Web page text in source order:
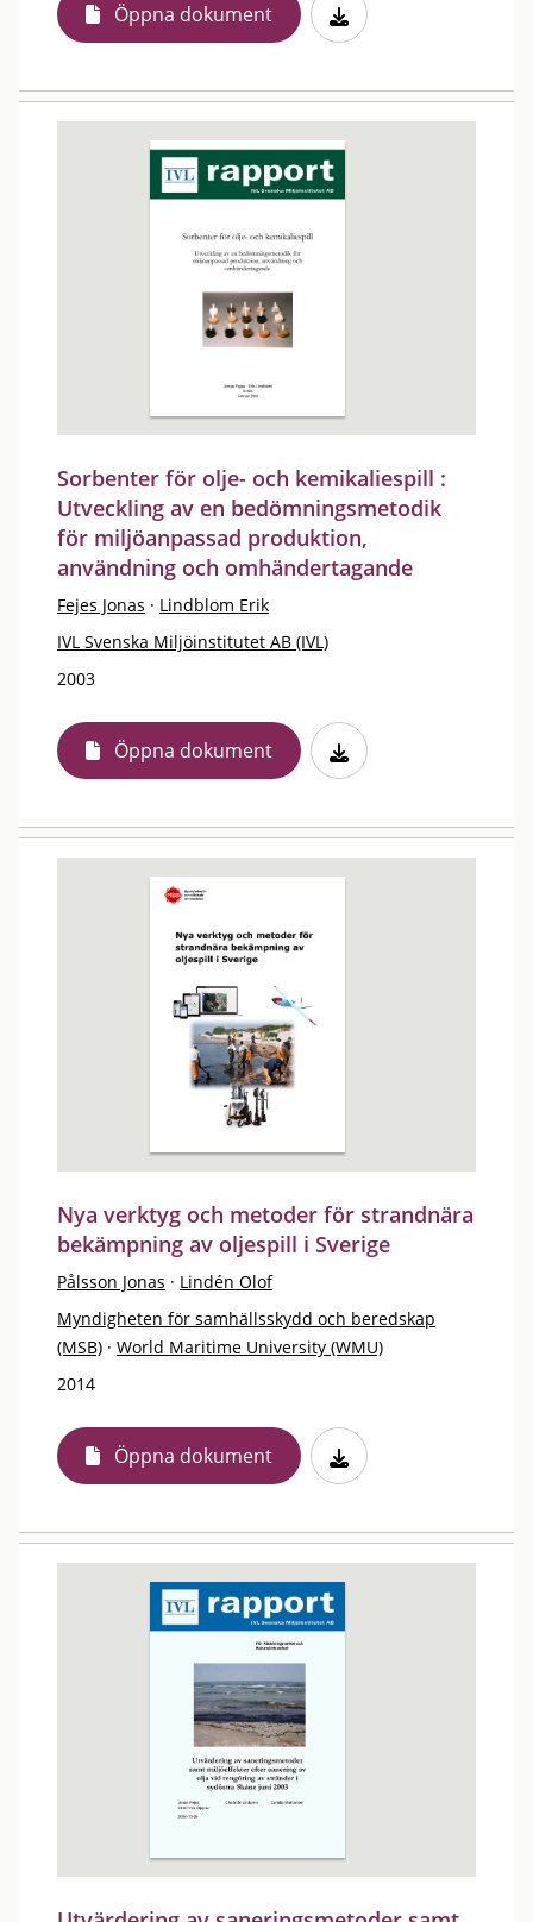
Öppna dokument
Sorbenter för olje- och kemikaliespill :
Utveckling av en bedömningsmetodik
för miljöanpassad produktion,
användning och omhändertagande
Fejes Jonas · Lindblom Erik
IVL Svenska Miljöinstitutet AB (IVL)
2003
Öppna dokument
Nya verktyg och metoder för strandnära
bekämpning av oljespill i Sverige
Pålsson Jonas · Lindén Olof
Myndigheten för samhällsskydd och beredskap
(MSB) · World Maritime University (WMU)
2014
Öppna dokument